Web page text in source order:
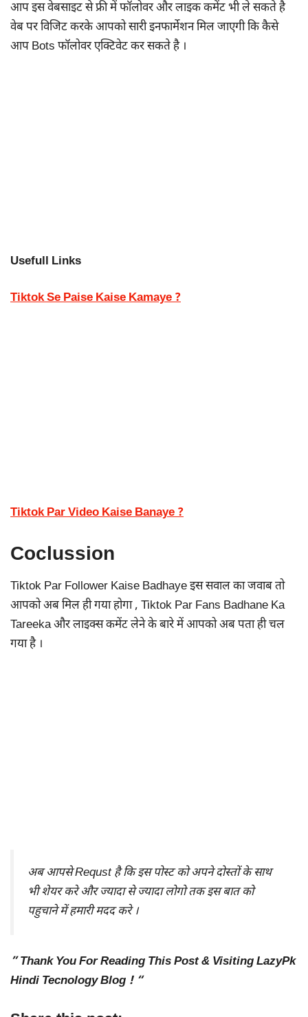
आप इस वेबसाइट से फ्री में फॉलोवर और लाइक कमेंट भी ले सकते है
वेब पर विजिट करके आपको सारी इनफार्मेशन मिल जाएगी कि कैसे
आप Bots फॉलोवर एक्टिवेट कर सकते है ।
Usefull Links
Tiktok Se Paise Kaise Kamaye ?
Tiktok Par Video Kaise Banaye ?
Coclussion
Tiktok Par Follower Kaise Badhaye इस सवाल का जवाब तो
आपको अब मिल ही गया होगा , Tiktok Par Fans Badhane Ka
Tareeka और लाइक्स कमेंट लेने के बारे में आपको अब पता ही चल
गया है ।
अब आपसे Requst है कि इस पोस्ट को अपने दोस्तों के साथ
भी शेयर करे और ज्यादा से ज्यादा लोगो तक इस बात को
पहुचाने में हमारी मदद करे ।
” Thank You For Reading This Post & Visiting LazyPk
Hindi Tecnology Blog ! “